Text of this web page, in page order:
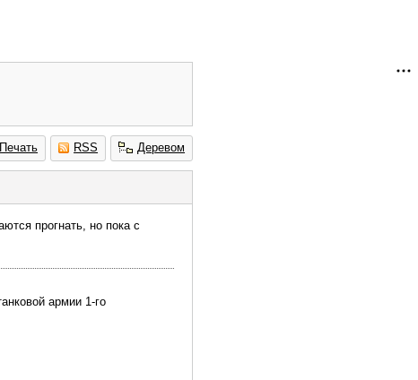
Печать RSS Деревом
прогнать, но пока с
армии 1-го